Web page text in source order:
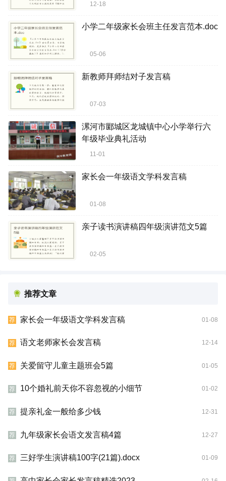
12-18
小学二年级家长会班主任发言范本.doc
05-06
新教师拜师结对子发言稿
07-03
漯河市郾城区龙城镇中心小学举行六
年级毕业典礼活动
11-01
家长会一年级语文学科发言稿
01-08
亲子读书演讲稿四年级演讲范文5篇
02-05
推荐文章
荐 家长会一年级语文学科发言稿 01-08
荐 语文老师家长会发言稿 12-14
荐 关爱留守儿童主题班会5篇 01-05
荐 10个婚礼前天你不容忽视的小细节 01-02
荐 提亲礼金一般给多少钱 12-31
荐 九年级家长会语文发言稿4篇 12-27
荐 三好学生演讲稿100字(21篇).docx 01-09